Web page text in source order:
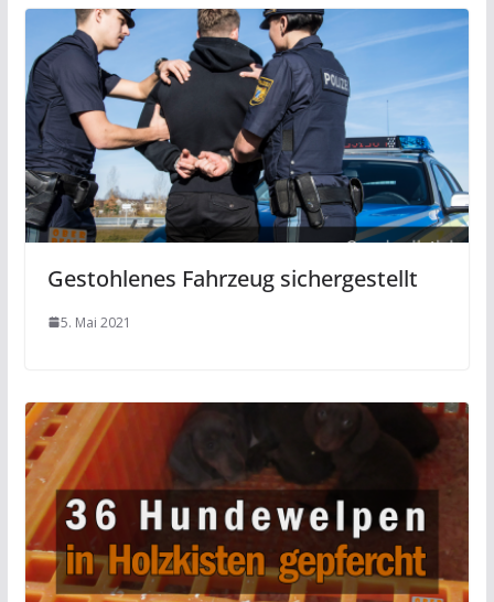
Gestohlenes Fahrzeug sichergestellt
5. Mai 2021